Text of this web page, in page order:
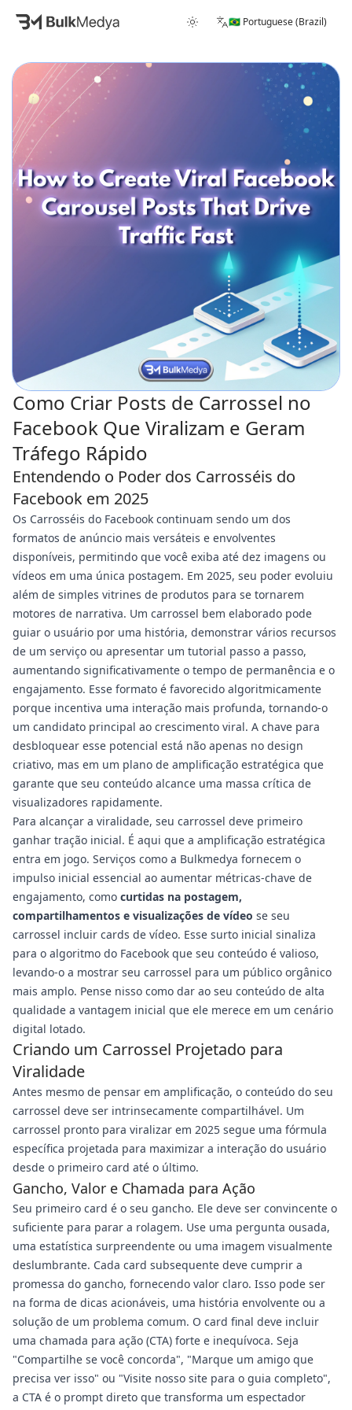
🇧🇷 Portuguese (Brazil)
Como Criar Posts de Carrossel no
Facebook Que Viralizam e Geram
Tráfego Rápido
Entendendo o Poder dos Carrosséis do
Facebook em 2025
Os Carrosséis do Facebook continuam sendo um dos
formatos de anúncio mais versáteis e envolventes
disponíveis, permitindo que você exiba até dez imagens ou
vídeos em uma única postagem. Em 2025, seu poder evoluiu
além de simples vitrines de produtos para se tornarem
motores de narrativa. Um carrossel bem elaborado pode
guiar o usuário por uma história, demonstrar vários recursos
de um serviço ou apresentar um tutorial passo a passo,
aumentando significativamente o tempo de permanência e o
engajamento. Esse formato é favorecido algoritmicamente
porque incentiva uma interação mais profunda, tornando-o
um candidato principal ao crescimento viral. A chave para
desbloquear esse potencial está não apenas no design
criativo, mas em um plano de amplificação estratégica que
garante que seu conteúdo alcance uma massa crítica de
visualizadores rapidamente.
Para alcançar a viralidade, seu carrossel deve primeiro
ganhar tração inicial. É aqui que a amplificação estratégica
entra em jogo. Serviços como a Bulkmedya fornecem o
impulso inicial essencial ao aumentar métricas-chave de
engajamento, como curtidas na postagem,
compartilhamentos e visualizações de vídeo se seu
carrossel incluir cards de vídeo. Esse surto inicial sinaliza
para o algoritmo do Facebook que seu conteúdo é valioso,
levando-o a mostrar seu carrossel para um público orgânico
mais amplo. Pense nisso como dar ao seu conteúdo de alta
qualidade a vantagem inicial que ele merece em um cenário
digital lotado.
Criando um Carrossel Projetado para
Viralidade
Antes mesmo de pensar em amplificação, o conteúdo do seu
carrossel deve ser intrinsecamente compartilhável. Um
carrossel pronto para viralizar em 2025 segue uma fórmula
específica projetada para maximizar a interação do usuário
desde o primeiro card até o último.
Gancho, Valor e Chamada para Ação
Seu primeiro card é o seu gancho. Ele deve ser convincente o
suficiente para parar a rolagem. Use uma pergunta ousada,
uma estatística surpreendente ou uma imagem visualmente
deslumbrante. Cada card subsequente deve cumprir a
promessa do gancho, fornecendo valor claro. Isso pode ser
na forma de dicas acionáveis, uma história envolvente ou a
solução de um problema comum. O card final deve incluir
uma chamada para ação (CTA) forte e inequívoca. Seja
"Compartilhe se você concorda", "Marque um amigo que
precisa ver isso" ou "Visite nosso site para o guia completo",
a CTA é o prompt direto que transforma um espectador